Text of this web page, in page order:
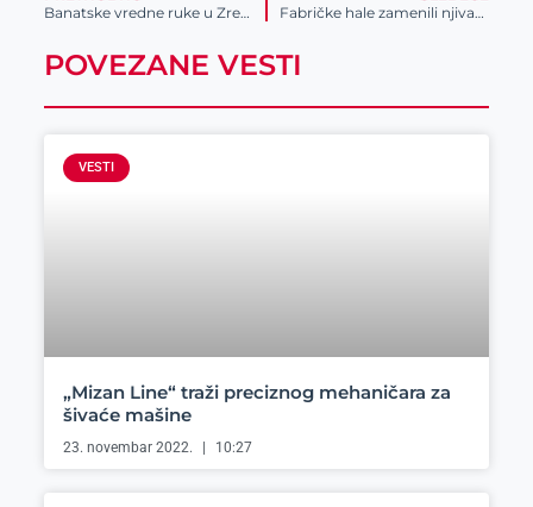
Banatske vredne ruke u Zrenjaninu
Fabričke hale zamenili njivama i plastenicima
POVEZANE VESTI
VESTI
„Mizan Line“ traži preciznog mehaničara za
šivaće mašine
23. novembar 2022. 10:27